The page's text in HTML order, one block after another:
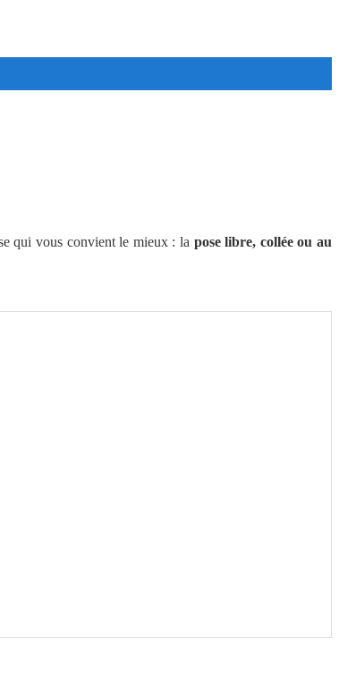
qui vous convient le mieux : la pose libre, collée ou au